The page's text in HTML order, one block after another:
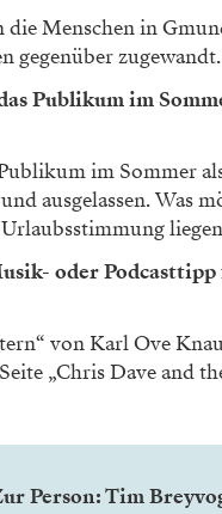
die Menschen in
gegenüber zugewandt.
Publikum im
im Sommer
ausgelassen. Was
oder
von Karl Ove
„Chris Dave and
Person: Tim